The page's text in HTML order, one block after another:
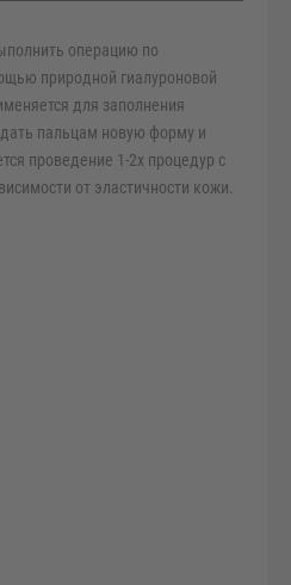
операцию по
природной гиалуроновой
для заполнения
пальцам новую форму и
проведение 1-2х процедур с
от эластичности кожи.